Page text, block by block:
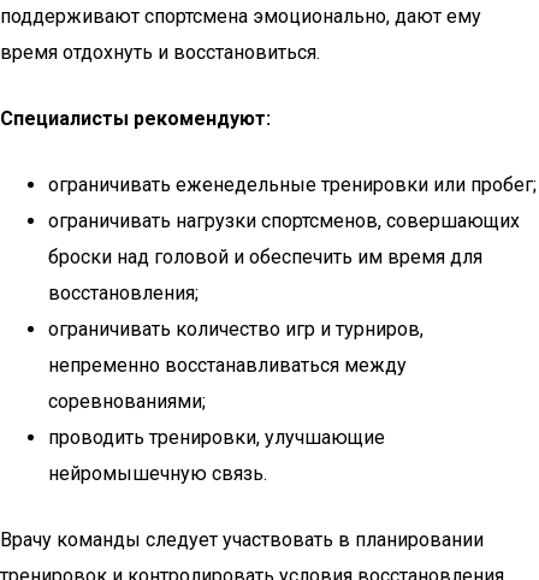
поддерживают спортсмена эмоционально, дают ему
время отдохнуть и восстановиться.
Специалисты рекомендуют:
ограничивать еженедельные тренировки или пробег;
ограничивать нагрузки спортсменов, совершающих
броски над головой и обеспечить им время для
восстановления;
ограничивать количество игр и турниров,
непременно восстанавливаться между
соревнованиями;
проводить тренировки, улучшающие
нейромышечную связь.
Врачу команды следует участвовать в планировании